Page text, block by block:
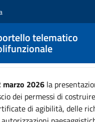
telematico
2026la
dei permessi di
di agibilità, delle